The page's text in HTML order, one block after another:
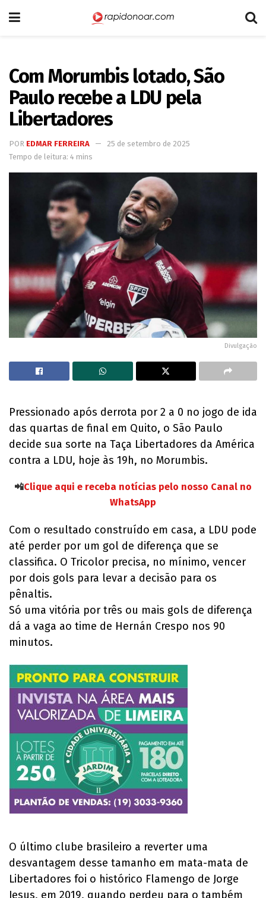
Com Morumbis lotado, São
Paulo recebe a LDU pela
Libertadores
POR EDMAR FERREIRA
25 de setembro de 2025
Tempo de leitura: 4 mins
Divulgação
Pressionado após derrota por 2 a 0 no jogo de ida
das quartas de final em Quito, o São Paulo
decide sua sorte na Taça Libertadores da América
contra a LDU, hoje às 19h, no Morumbis.
📲Clique aqui e receba notícias pelo nosso Canal no
WhatsApp
Com o resultado construído em casa, a LDU pode
até perder por um gol de diferença que se
classifica. O Tricolor precisa, no mínimo, vencer
por dois gols para levar a decisão para os
pênaltis.
Só uma vitória por três ou mais gols de diferença
dá a vaga ao time de Hernán Crespo nos 90
minutos.
O último clube brasileiro a reverter uma
desvantagem desse tamanho em mata-mata de
Libertadores foi o histórico Flamengo de Jorge
Jesus, em 2019, quando perdeu para o também